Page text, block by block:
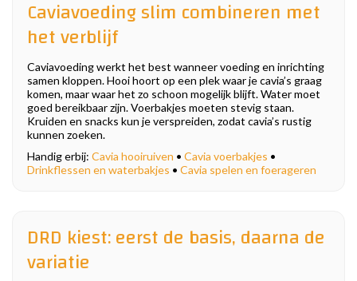
Caviavoeding slim combineren met
het verblijf
Caviavoeding werkt het best wanneer voeding en inrichting
samen kloppen. Hooi hoort op een plek waar je cavia’s graag
komen, maar waar het zo schoon mogelijk blijft. Water moet
goed bereikbaar zijn. Voerbakjes moeten stevig staan.
Kruiden en snacks kun je verspreiden, zodat cavia’s rustig
kunnen zoeken.
Handig erbij: Cavia hooiruiven • Cavia voerbakjes •
Drinkflessen en waterbakjes • Cavia spelen en foerageren
DRD kiest: eerst de basis, daarna de
variatie